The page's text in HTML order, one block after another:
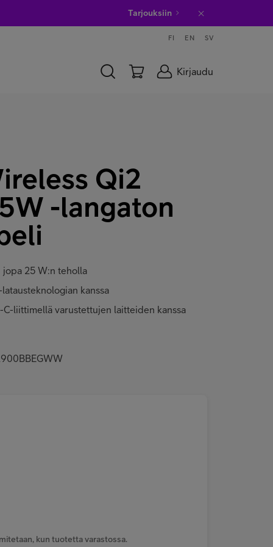
Tarjouksiin
FI EN SV
Kirjaudu
Qi2
-langaton
jopa 25 W:n teholla
kanssa
liittimellä varustettujen laitteiden kanssa
kun tuotetta varastossa.